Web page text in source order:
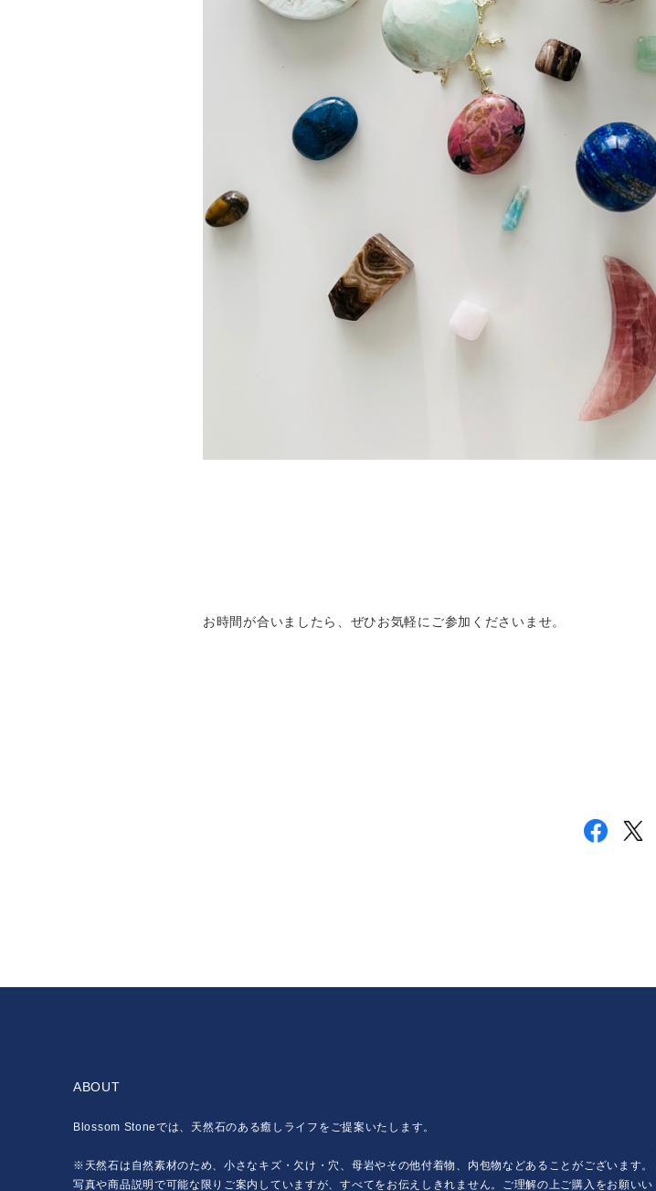
お時間が合いましたら、ぜひお気軽にご参加くださいませ。
ABOUT
Blossom Stoneでは、天然石のある癒しライフをご提案いたします。
※天然石は自然素材のため、小さなキズ・欠け・穴、母岩やその他付着物、内包物などあることがございます。
写真や商品説明で可能な限りご案内していますが、すべてをお伝えしきれません。ご理解の上ご購入をお願いい